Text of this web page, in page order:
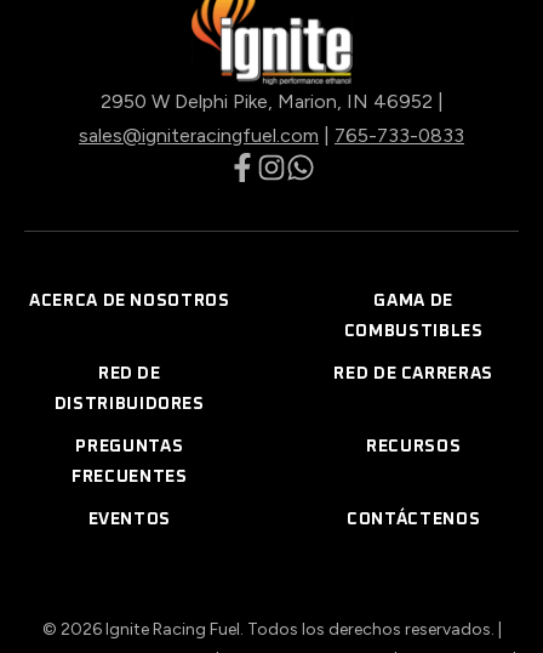
2950 W Delphi Pike, Marion, IN 46952 |
sales@igniteracingfuel.com
765-733-0833
opens
new
opens
opens
ACERCA DE NOSOTROS
GAMA DE
COMBUSTIBLES
RED DE
DISTRIBUIDORES
RED DE CARRERAS
PREGUNTAS
FRECUENTES
RECURSOS
EVENTOS CONTÁCTENOS
© 2026 Ignite Racing Fuel. Todos los derechos reservados. |